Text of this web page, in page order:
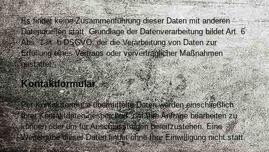
Es findet keine Zusammenführung dieser Daten mit anderen
Datenquellen statt. Grundlage der Datenverarbeitung bildet Art. 6
Abs. 1 lit. b DSGVO, der die Verarbeitung von Daten zur
Erfüllung eines Vertrags oder vorvertraglicher Maßnahmen
gestattet.
Kontaktformular
Per Kontaktformular übermittelte Daten werden einschließlich
Ihrer Kontaktdaten gespeichert, um Ihre Anfrage bearbeiten zu
können oder um für Anschlussfragen bereitzustehen. Eine
Weitergabe dieser Daten findet ohne Ihre Einwilligung nicht statt.